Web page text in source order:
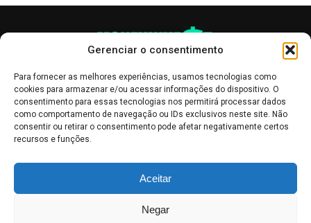
Gerenciar o consentimento
Para fornecer as melhores experiências, usamos tecnologias como
cookies para armazenar e/ou acessar informações do dispositivo. O
consentimento para essas tecnologias nos permitirá processar dados
como comportamento de navegação ou IDs exclusivos neste site. Não
consentir ou retirar o consentimento pode afetar negativamente certos
recursos e funções.
Aceitar
Negar
consideradas:
Profissionais:
Diversificação: Investir em alternativas Shiba Inu
permite diversificar sua carteira de criptomoedas,
reduzindo o risco de depender de um único ativo.
alternativa promissora de Shiba Inu logo no início,
que o projeto ganha força no mercado.
informativo, servindo como boletins de divulgação, e não devem ser
interpretadas como recomendações de investimento.Leia mais
Bolsa de Valores